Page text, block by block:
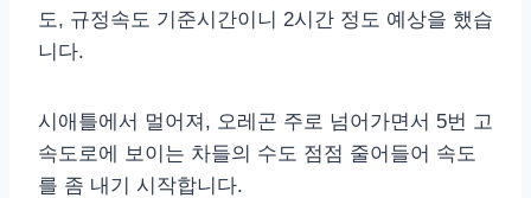
도, 규정속도 기준시간이니 2시간 정도 예상을 했습
니다.
시애틀에서 멀어져, 오레곤 주로 넘어가면서 5번 고
속도로에 보이는 차들의 수도 점점 줄어들어 속도
를 좀 내기 시작합니다.